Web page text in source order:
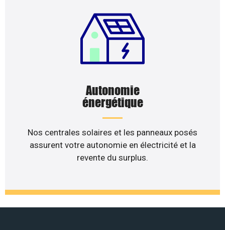
Autonomie
énergétique
Nos centrales solaires et les panneaux posés
assurent votre autonomie en électricité et la
revente du surplus.